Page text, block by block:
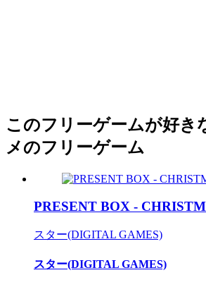
このフリーゲームが好き
メのフリーゲーム
PRESENT BOX -
スター(DIGITAL GAMES)
スター(DIGITAL GAMES)